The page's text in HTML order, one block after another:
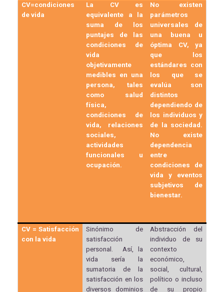
CV=condiciones
de vida
La CV es
equivalente a la
suma de los
puntajes de las
condiciones de
vida
objetivamente
medibles en una
persona, tales
como salud
física,
condiciones de
vida, relaciones
sociales,
actividades
funcionales u
ocupación.
No existen
parámetros
universales de
una buena u
óptima CV, ya
que los
estándares con
los que se
evalúa son
distintos
dependiendo de
los individuos y
de la sociedad.
No existe
dependencia
entre
condiciones de
vida y eventos
subjetivos de
bienestar.
CV = Satisfacción
con la vida
Sinónimo de
satisfacción
personal. Así, la
vida sería la
sumatoria de la
satisfacción en los
diversos dominios
Abstracción del
individuo de su
contexto
económico,
social, cultural,
político o incluso
de su propio